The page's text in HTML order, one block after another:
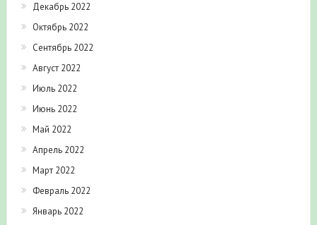
Декабрь 2022
Октябрь 2022
Сентябрь 2022
Август 2022
Июль 2022
Июнь 2022
Май 2022
Апрель 2022
Март 2022
Февраль 2022
Январь 2022